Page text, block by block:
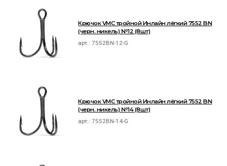
Крючок VMC тройной Инлайн лёгкий 7552 BN
(черн. никель) №12 (8шт)
арт.:7552BN-12-G
Крючок VMC тройной Инлайн лёгкий 7552 BN
(черн. никель) №14 (8шт)
арт.:7552BN-14-G